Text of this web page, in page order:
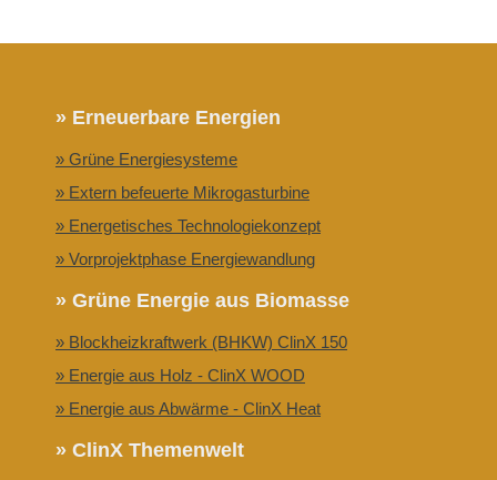
» Erneuerbare Energien
» Grüne Energiesysteme
» Extern befeuerte Mikrogasturbine
» Energetisches Technologiekonzept
» Vorprojektphase Energiewandlung
» Grüne Energie aus Biomasse
» Blockheizkraftwerk (BHKW) ClinX 150
» Energie aus Holz - ClinX WOOD
» Energie aus Abwärme - ClinX Heat
» ClinX Themenwelt